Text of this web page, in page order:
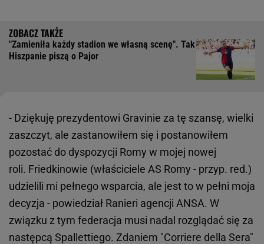
"Zamieniła każdy stadion we własną scenę". Tak
Hiszpanie piszą o Pajor
- Dziękuję prezydentowi Gravinie za tę szansę, wielki
zaszczyt, ale zastanowiłem się i postanowiłem
pozostać do dyspozycji Romy w mojej nowej
roli. Friedkinowie (właściciele AS Romy - przyp. red.)
udzielili mi pełnego wsparcia, ale jest to w pełni moja
decyzja - powiedział Ranieri agencji ANSA. W
związku z tym federacja musi nadal rozglądać się za
następcą Spallettiego. Zdaniem "Corriere della Sera"